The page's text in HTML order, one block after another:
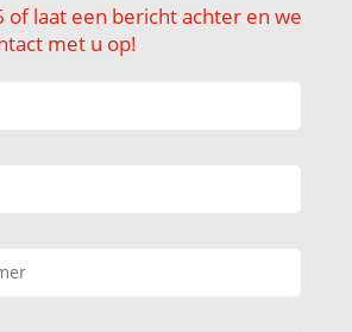
of laat een bericht achter en we
met u op!